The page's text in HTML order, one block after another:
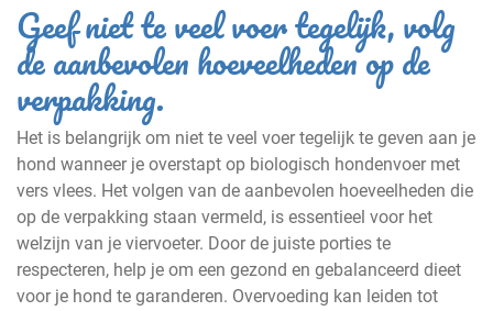
Geef niet te veel voer tegelijk, volg
de aanbevolen hoeveelheden op de
verpakking.
Het is belangrijk om niet te veel voer tegelijk te geven aan je
hond wanneer je overstapt op biologisch hondenvoer met
vers vlees. Het volgen van de aanbevolen hoeveelheden die
op de verpakking staan vermeld, is essentieel voor het
welzijn van je viervoeter. Door de juiste porties te
respecteren, help je om een gezond en gebalanceerd dieet
voor je hond te garanderen. Overvoeding kan leiden tot